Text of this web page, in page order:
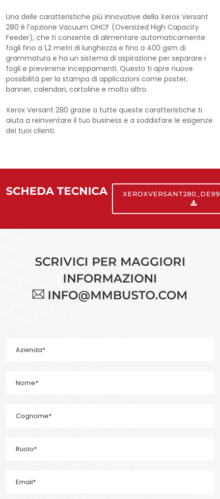
Una delle caratteristiche più innovative della Xerox Versant
280 è l'opzione Vacuum OHCF (Oversized High Capacity
Feeder), che ti consente di alimentare automaticamente
fogli fino a 1,2 metri di lunghezza e fino a 400 gsm di
grammatura e ha un sistema di aspirazione per separare i
fogli e prevenirne inceppamenti. Questo ti apre nuove
possibilità per la stampa di applicazioni come poster,
banner, calendari, cartoline e molto altro.
Xerox Versant 280 grazie a tutte queste caratteristiche ti
aiuta a reinventare il tuo business e a soddisfare le esigenze
dei tuoi clienti.
SCHEDA TECNICA
SCRIVICI PER MAGGIORI
INFORMAZIONI
INFO@MMBUSTO.COM